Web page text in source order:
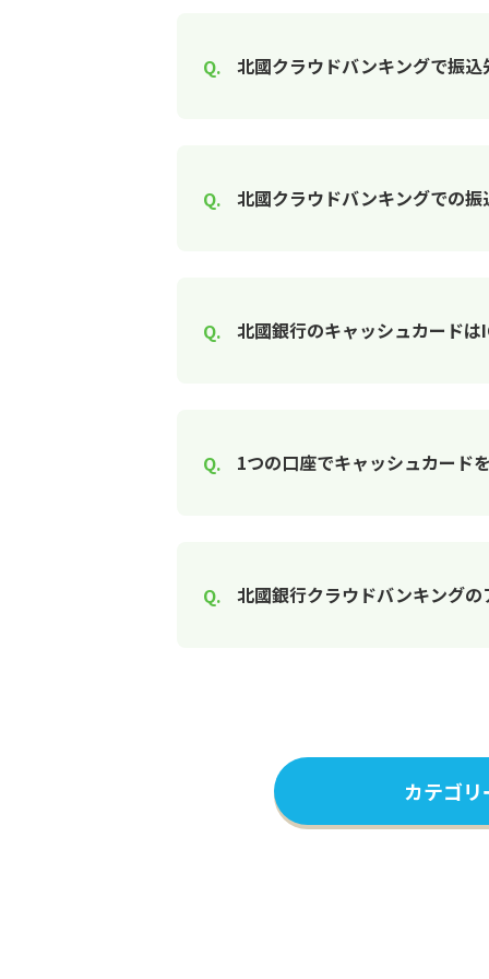
北國クラウドバンキングで振
北國クラウドバンキングでの
北國銀行のキャッシュカード
1つの口座でキャッシュカード
北國銀行クラウドバンキング
カテゴ